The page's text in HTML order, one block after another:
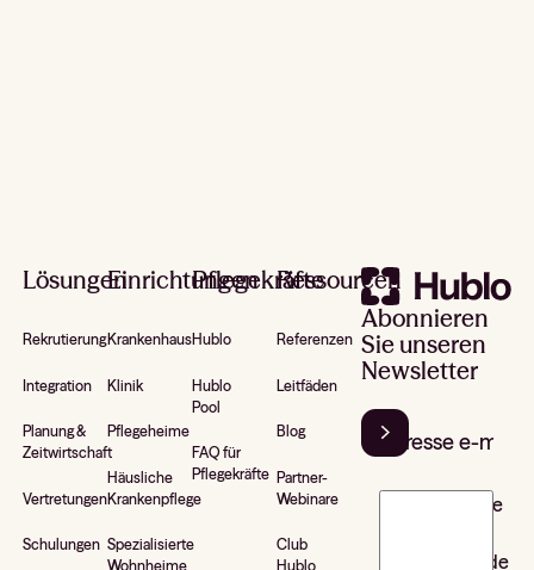
Lösungen
Rekrutierung
Integration
Planung &
Zeitwirtschaft
Vertretungen
Schulungen
Einrichtungen
Krankenhaus
Klinik
Pflegeheime
Häusliche
Krankenpflege
Spezialisierte
Wohnheime
Pflegekräfte
Hublo
Hublo
Pool
FAQ für
Pflegekräfte
Ressourcen
Referenzen
Leitfäden
Blog
Partner-
Webinare
Club
Hublo
Abonnieren
Sie unseren
Newsletter
J’accepte de
newsletter de